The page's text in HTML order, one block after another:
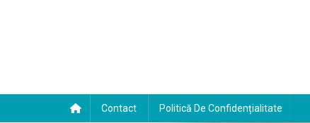
Contact Politică De Confidențialitate